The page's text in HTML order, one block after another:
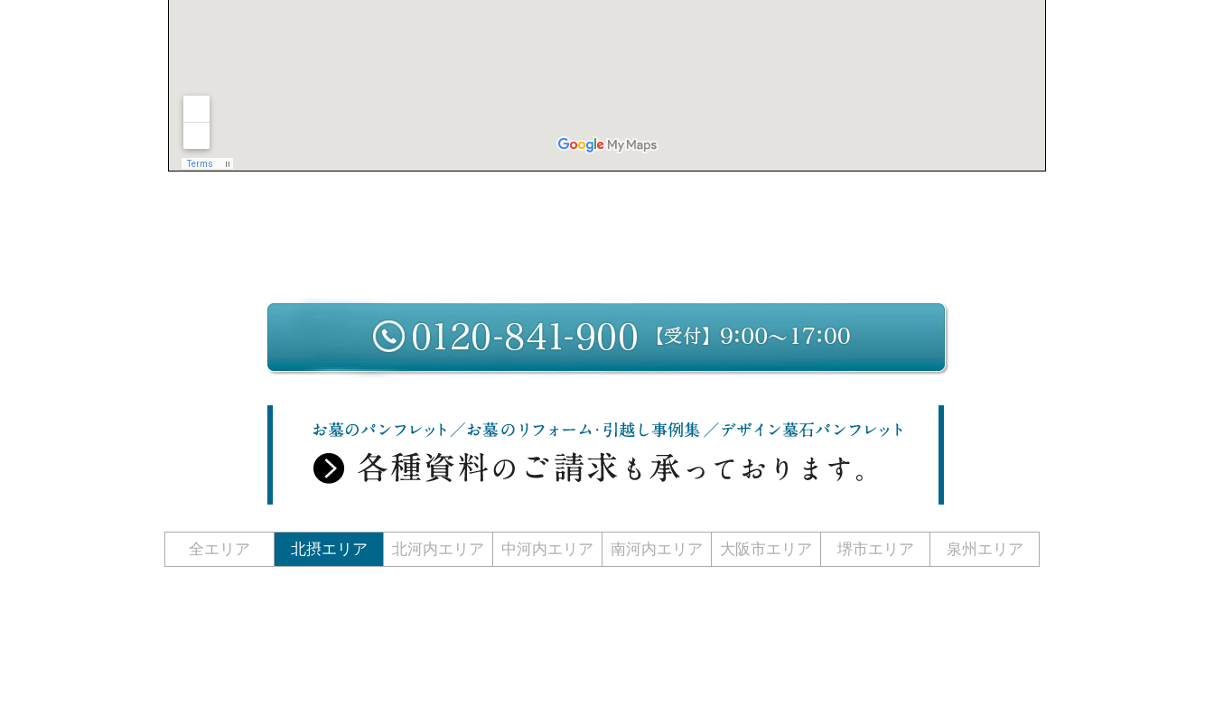
全エリア 北摂エリア 北河内エリア 中河内エリア 南河内エリア 大阪市エリア 堺市エリア 泉州エリア